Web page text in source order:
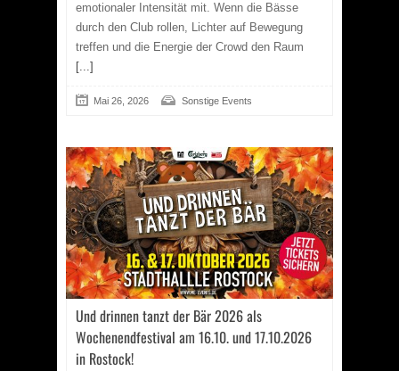
emotionaler Intensität mit. Wenn die Bässe
durch den Club rollen, Lichter auf Bewegung
treffen und die Energie der Crowd den Raum
[...]
Mai 26, 2026 Sonstige Events
Und drinnen tanzt der Bär 2026 als
Wochenendfestival am 16.10. und 17.10.2026
in Rostock!